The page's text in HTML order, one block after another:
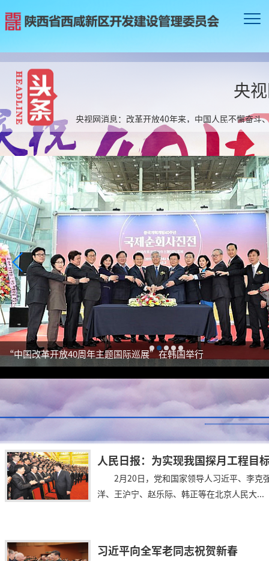
央
央视网消息：改革开放40年来，中国人民不懈奋斗
“中国改革开放40周年主题国际巡展”在韩国举行
2月20日，党和国家领导人习近平、李克
洋、王沪宁、赵乐际、韩正等在北京人民大...
习近平向全军老同志祝贺新春